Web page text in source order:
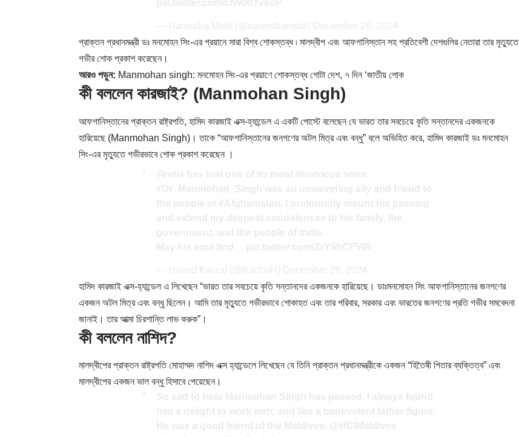
প্রাক্তন প্রধানমন্ত্রী ডঃ মনমোহন সিং-এর প্রয়ানে সারা বিশ্ব শোকস্তব্ধ ৷ মালদ্বীপ এবং আফগানিস্তান সহ প্রতিবেশী দেশগুলির নেতারা তার মৃত্যুতে
গভীর শোক প্রকাশ করেছেন।
আরও পড়ুন: Manmohan singh: মনমোহন সিং-এর প্রয়াণে শোকস্তব্ধ গোটা দেশ, ৭ দিন ‘জাতীয় শোক
কী বললেন কারজাই? (Manmohan Singh)
আফগানিস্তানের প্রাক্তন রাষ্ট্রপতি, হামিদ কারজাই এক্স-হ্যান্ডেল এ একটি পোস্টে বলেছেন যে ভারত তার সবচেয়ে কৃতি সন্তানদের একজনকে
হারিয়েছে (Manmohan Singh)। তাকে “আফগানিস্তানের জনগণের অটল মিত্র এবং বন্ধু” বলে অভিহিত করে, হামিদ কারজাই ডঃ মনমোহন
সিং-এর মৃত্যুতে গভীরভাবে শোক প্রকাশ করেছেন ।
হামিদ কারজাই এক্স-হ্যান্ডেল এ লিখেছেন “ভারত তার সবচেয়ে কৃতি সন্তানদের একজনকে হারিয়েছে। ডাঃমনমোহন সিং আফগানিস্তানের জনগণের
একজন অটল মিত্র এবং বন্ধু ছিলেন। আমি তার মৃত্যুতে গভীরভাবে শোকাহত এবং তার পরিবার, সরকার এবং ভারতের জনগণের প্রতি গভীর সমবেদনা
জানাই। তার আত্মা চিরশান্তি লাভ করুক”।
কী বললেন নাশিদ?
মালদ্বীপের প্রাক্তন রাষ্ট্রপতি মোহাম্মদ নাশিদ এক্স হ্যান্ডেলে লিখেছেন যে তিনি প্রাক্তন প্রধানমন্ত্রীকে একজন “হিতৈষী পিতার ব্যক্তিত্ব” এবং
মালদ্বীপের একজন ভাল বন্ধু হিসাবে পেয়েছেন।